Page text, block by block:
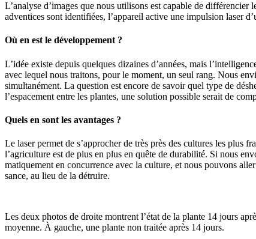
L’analyse d’images que nous utili­sons est capable de
adven­tices sont iden­ti­fiées, l’appareil active une impul­sion laser
Où en est le déve­lop­pe­ment ?
L’idée existe depuis quelques dizaines d’années, mais
avec lequel nous trai­tons, pour le moment, un seul rang. Nous
simul­ta­né­ment. La ques­tion est encore de savoir quel type de
l’espacement entre les plantes, une solu­tion possible serait de
Quels en sont les avan­tages ?
Le laser permet de s’approcher de très près des cultures les plus
l’agriculture est de plus en plus en quête de dura­bi­lité. Si nous
ma­ti­que­ment en concur­rence avec la culture, et nous pouvons
sance, au lieu de la détruire.
Les deux photos de droite montrent l’état de la plante 14 jours
moyenne. À gauche, une plante non traitée après 14 jours.